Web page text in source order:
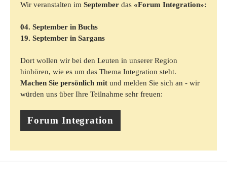
Wir veranstalten im September das «Forum Integration»:
04. September in Buchs
19. September in Sargans
​​Dort wollen wir bei den Leuten in unserer Region
hinhören, wie es um das Thema Integration steht.
Machen Sie persönlich mit und melden Sie sich an - wir
würden uns über Ihre Teilnahme sehr freuen:​
Forum Integration